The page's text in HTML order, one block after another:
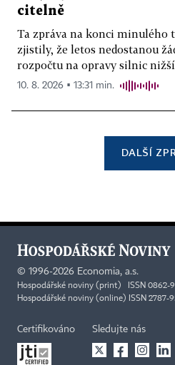
citelně
Ta zpráva na konci minulého
zjistily, že letos nedostanou
rozpočtu na opravy silnic
10. 8. 2026 ▪ 13:31 min.
DALŠÍ
© 1996-2026 Economia, a.s.
Hospodářské noviny (print) ISSN 0862-
Hospodářské noviny (online) ISSN 2787-
Certifikováno Sledujte nás